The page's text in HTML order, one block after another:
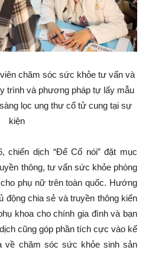
chăm sóc sức khỏe tư vấn và
trình và phương pháp tự lấy mẫu
lọc ung thư cổ tử cung tại sự
kiện
chiến dịch “Để Cổ nói” đặt mục
thông, tư vấn sức khỏe phòng
phụ nữ trên toàn quốc. Hướng
động chia sẻ và truyền thông kiến
khoa cho chính gia đình và bạn
cũng góp phần tích cực vào kế
về chăm sóc sức khỏe sinh sản